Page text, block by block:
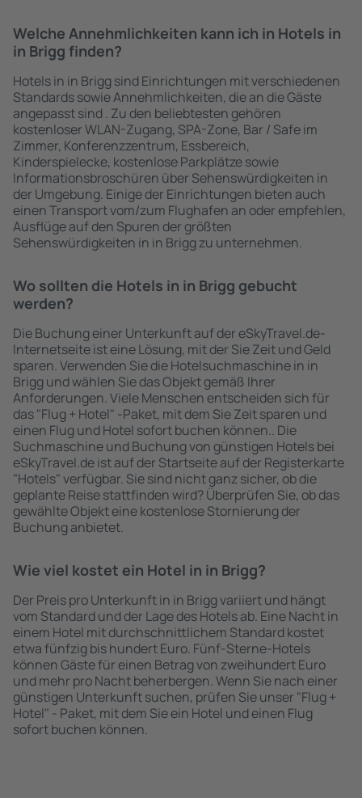
Welche Annehmlichkeiten kann ich in Hotels in
in Brigg finden?
Hotels in in Brigg sind Einrichtungen mit verschiedenen
Standards sowie Annehmlichkeiten, die an die Gäste
angepasst sind . Zu den beliebtesten gehören
kostenloser WLAN-Zugang, SPA-Zone, Bar / Safe im
Zimmer, Konferenzzentrum, Essbereich,
Kinderspielecke, kostenlose Parkplätze sowie
Informationsbroschüren über Sehenswürdigkeiten in
der Umgebung. Einige der Einrichtungen bieten auch
einen Transport vom/zum Flughafen an oder empfehlen,
Ausflüge auf den Spuren der größten
Sehenswürdigkeiten in in Brigg zu unternehmen.
Wo sollten die Hotels in in Brigg gebucht
werden?
Die Buchung einer Unterkunft auf der eSkyTravel.de-
Internetseite ist eine Lösung, mit der Sie Zeit und Geld
sparen. Verwenden Sie die Hotelsuchmaschine in in
Brigg und wählen Sie das Objekt gemäß Ihrer
Anforderungen. Viele Menschen entscheiden sich für
das "Flug + Hotel" -Paket, mit dem Sie Zeit sparen und
einen Flug und Hotel sofort buchen können.. Die
Suchmaschine und Buchung von günstigen Hotels bei
eSkyTravel.de ist auf der Startseite auf der Registerkarte
"Hotels" verfügbar. Sie sind nicht ganz sicher, ob die
geplante Reise stattfinden wird? Überprüfen Sie, ob das
gewählte Objekt eine kostenlose Stornierung der
Buchung anbietet.
Wie viel kostet ein Hotel in in Brigg?
Der Preis pro Unterkunft in in Brigg variiert und hängt
vom Standard und der Lage des Hotels ab. Eine Nacht in
einem Hotel mit durchschnittlichem Standard kostet
etwa fünfzig bis hundert Euro. Fünf-Sterne-Hotels
können Gäste für einen Betrag von zweihundert Euro
und mehr pro Nacht beherbergen. Wenn Sie nach einer
günstigen Unterkunft suchen, prüfen Sie unser "Flug +
Hotel" - Paket, mit dem Sie ein Hotel und einen Flug
sofort buchen können.